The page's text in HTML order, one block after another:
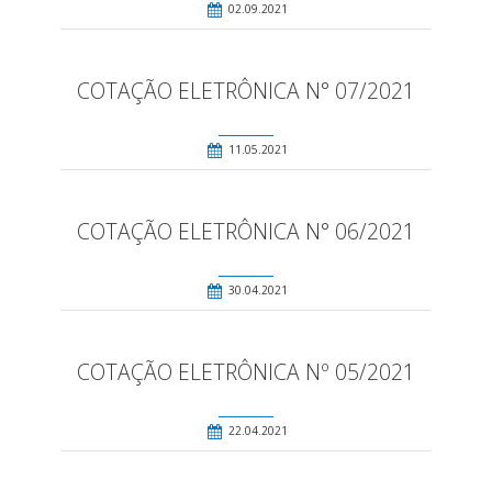
02.09.2021
COTAÇÃO ELETRÔNICA N° 07/2021
11.05.2021
COTAÇÃO ELETRÔNICA N° 06/2021
30.04.2021
COTAÇÃO ELETRÔNICA Nº 05/2021
22.04.2021